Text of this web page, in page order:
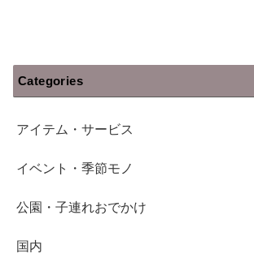
Categories
アイテム・サービス
イベント・季節モノ
公園・子連れおでかけ
国内